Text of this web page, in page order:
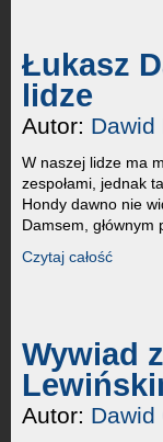
Łukasz
lidze
Autor: Dawid
W naszej lidze ma
zespołami, jednak
Hondy dawno nie
Damsem, głównym
Czytaj całość
Wywiad
Autor: Dawid